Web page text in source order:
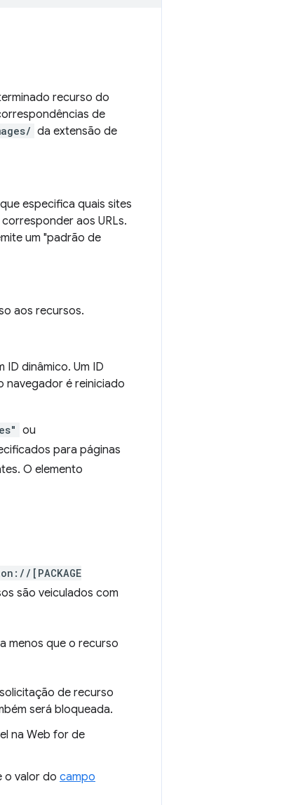
recurso do
de
da extensão de
que especifica quais sites
aos URLs.
um "padrão de
aos recursos.
dinâmico. Um ID
navegador é reiniciado
ou
para páginas
O elemento
[PACKAGE
são veiculados com
menos que o recurso
de recurso
será bloqueada.
na Web for de
o valor do campo